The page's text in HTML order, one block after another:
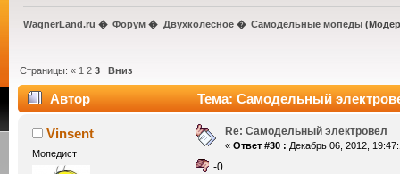
WagnerLand.ru � Форум � Двухколесное� Самодельные мопеды
Страницы:« 1 2 3 Вниз
Автор Тема: Самодельный
Vinsent
Мопедист
Re: Самодельный электровел
« Ответ #30 : Декабрь 06, 2012,
-0